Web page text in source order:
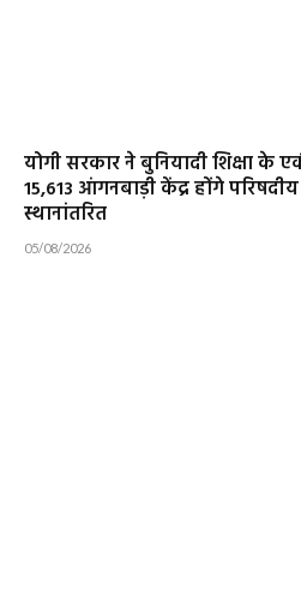
योगी सरकार ने बुनियादी शिक्षा के
15,613 आंगनबाड़ी केंद्र होंगे
स्थानांतरित
05/08/2026